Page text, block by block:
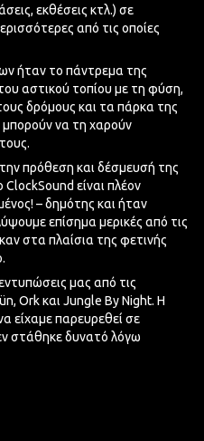
εκθέσεις κτλ.) σε
από τις οποίες
ήταν το πάντρεμα της
αστικού τοπίου με τη φύση,
δρόμους και τα πάρκα της
μπορούν να τη χαρούν
πρόθεση και δέσμευσή της
ClockSound είναι πλέον
– δημότης και ήταν
επίσημα μερικές από τις
στα πλαίσια της φετινής
μας από τις
Ork και Jungle By Night. Η
είχαμε παρευρεθεί σε
στάθηκε δυνατό λόγω